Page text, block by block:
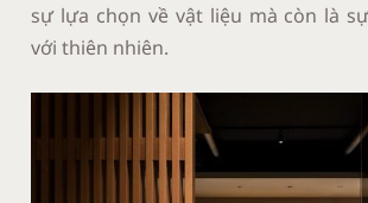
sự lựa chọn về vật liệu mà còn là
với thiên nhiên.